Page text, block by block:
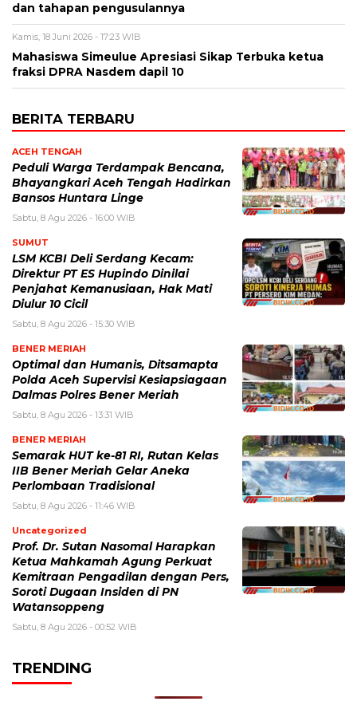
dan tahapan pengusulannya
Kamis, 18 Juni 2026 - 17:23 WIB
Mahasiswa Simeulue Apresiasi Sikap Terbuka ketua
fraksi DPRA Nasdem dapil 10
BERITA TERBARU
ACEH TENGAH
Peduli Warga Terdampak Bencana,
Bhayangkari Aceh Tengah Hadirkan
Bansos Huntara Linge
Sabtu, 8 Agu 2026 - 16:00 WIB
SUMUT
LSM KCBI Deli Serdang Kecam:
Direktur PT ES Hupindo Dinilai
Penjahat Kemanusiaan, Hak Mati
Diulur 10 Cicil
Sabtu, 8 Agu 2026 - 15:30 WIB
BENER MERIAH
Optimal dan Humanis, Ditsamapta
Polda Aceh Supervisi Kesiapsiagaan
Dalmas Polres Bener Meriah
Sabtu, 8 Agu 2026 - 13:31 WIB
BENER MERIAH
Semarak HUT ke-81 RI, Rutan Kelas
IIB Bener Meriah Gelar Aneka
Perlombaan Tradisional
Sabtu, 8 Agu 2026 - 11:46 WIB
Uncategorized
Prof. Dr. Sutan Nasomal Harapkan
Ketua Mahkamah Agung Perkuat
Kemitraan Pengadilan dengan Pers,
Soroti Dugaan Insiden di PN
Watansoppeng
Sabtu, 8 Agu 2026 - 00:52 WIB
TRENDING